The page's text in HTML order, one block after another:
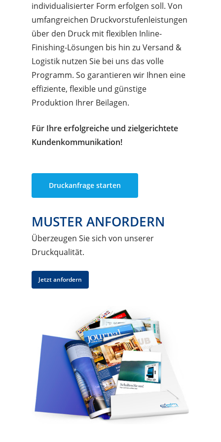
individualisierter Form erfolgen soll. Von
umfangreichen Druckvorstufenleistungen
über den Druck mit flexiblen Inline-
Finishing-Lösungen bis hin zu Versand &
Logistik nutzen Sie bei uns das volle
Programm. So garantieren wir Ihnen eine
effiziente, flexible und günstige
Produktion Ihrer Beilagen.
Für Ihre erfolgreiche und zielgerichtete
Kundenkommunikation!
Druckanfrage starten
MUSTER ANFORDERN
Überzeugen Sie sich von unserer
Druckqualität.
Jetzt anfordern